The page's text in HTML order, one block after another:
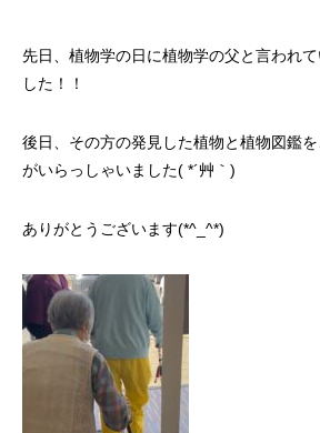
先日、植物学の日に植物学の父と言われ
した！！
後日、その方の発見した植物と植物図鑑
がいらっしゃいました( *´艸｀)
ありがとうございます(*^_^*)